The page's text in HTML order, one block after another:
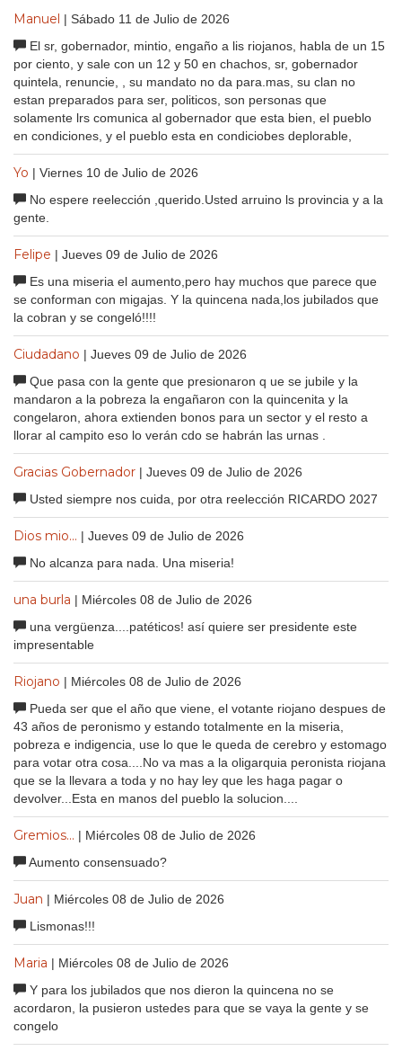
Manuel | Sábado 11 de Julio de 2026
El sr, gobernador, mintio, engaño a lis riojanos, habla de un 15
por ciento, y sale con un 12 y 50 en chachos, sr, gobernador
quintela, renuncie, , su mandato no da para.mas, su clan no
estan preparados para ser, politicos, son personas que
solamente lrs comunica al gobernador que esta bien, el pueblo
en condiciones, y el pueblo esta en condiciobes deplorable,
Yo | Viernes 10 de Julio de 2026
No espere reelección ,querido.Usted arruino ls provincia y a la
gente.
Felipe | Jueves 09 de Julio de 2026
Es una miseria el aumento,pero hay muchos que parece que
se conforman con migajas. Y la quincena nada,los jubilados que
la cobran y se congeló!!!!
Ciudadano | Jueves 09 de Julio de 2026
Que pasa con la gente que presionaron q ue se jubile y la
mandaron a la pobreza la engañaron con la quincenita y la
congelaron, ahora extienden bonos para un sector y el resto a
llorar al campito eso lo verán cdo se habrán las urnas .
Gracias Gobernador | Jueves 09 de Julio de 2026
Usted siempre nos cuida, por otra reelección RICARDO 2027
Dios mio... | Jueves 09 de Julio de 2026
No alcanza para nada. Una miseria!
una burla | Miércoles 08 de Julio de 2026
una vergüenza....patéticos! así quiere ser presidente este
impresentable
Riojano | Miércoles 08 de Julio de 2026
Pueda ser que el año que viene, el votante riojano despues de
43 años de peronismo y estando totalmente en la miseria,
pobreza e indigencia, use lo que le queda de cerebro y estomago
para votar otra cosa....No va mas a la oligarquia peronista riojana
que se la llevara a toda y no hay ley que les haga pagar o
devolver...Esta en manos del pueblo la solucion....
Gremios... | Miércoles 08 de Julio de 2026
Aumento consensuado?
Juan | Miércoles 08 de Julio de 2026
Lismonas!!!
Maria | Miércoles 08 de Julio de 2026
Y para los jubilados que nos dieron la quincena no se
acordaron, la pusieron ustedes para que se vaya la gente y se
congelo